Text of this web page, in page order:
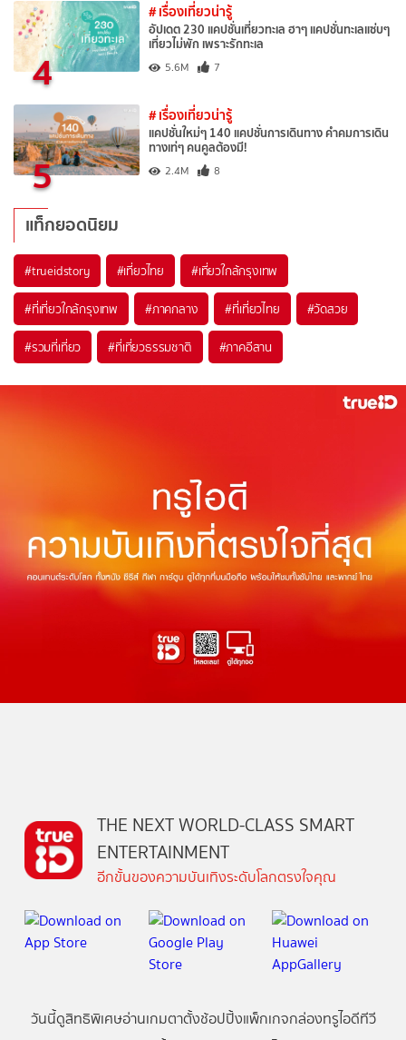
4
# เรื่องเที่ยวน่ารู้
อัปเดต 230 แคปชั่นเที่ยวทะเล ฮาๆ แคปชั่นทะเลแซ่บๆ
เที่ยวไม่พัก เพราะรักทะเล
5.6M 7
5
# เรื่องเที่ยวน่ารู้
แคปชั่นใหม่ๆ 140 แคปชั่นการเดินทาง คำคมการเดิน
ทางเท่ๆ คนคูลต้องมี!
2.4M 8
แท็กยอดนิยม
#trueidstory #เที่ยวไทย #เที่ยวใกล้กรุงเทพ
#ที่เที่ยวใกล้กรุงเทพ #ภาคกลาง #ที่เที่ยวไทย #วัดสวย
#รวมที่เที่ยว #ที่เที่ยวธรรมชาติ #ภาคอีสาน
THE NEXT WORLD-CLASS SMART
ENTERTAINMENT
อีกขั้นของความบันเทิงระดับโลกตรงใจคุณ
วันนี้ดูสิทธิพิเศษอ่านเกมตาตั้งช้อปปิ้งแพ็กเกจกล่องทรูไอดีทีวี